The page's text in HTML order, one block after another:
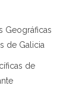
Geográficas
de Galicia
de